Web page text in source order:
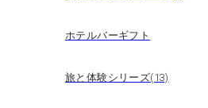
ホテルバーギフト
旅と体験シリーズ(13)